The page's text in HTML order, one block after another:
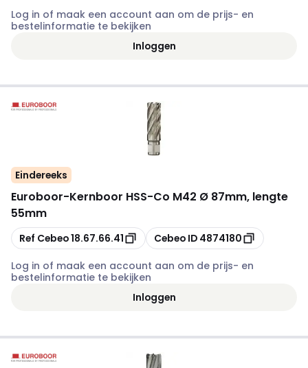
Log in of maak een account aan om de prijs- en
bestelinformatie te bekijken
Inloggen
Eindereeks
Euroboor-Kernboor HSS-Co M42 Ø 87mm, lengte
55mm
Kopiëren
Ref Cebeo18.67.66.41 Kopiëren
Cebeo ID 4874180
Log in of maak een account aan om de prijs- en
bestelinformatie te bekijken
Inloggen